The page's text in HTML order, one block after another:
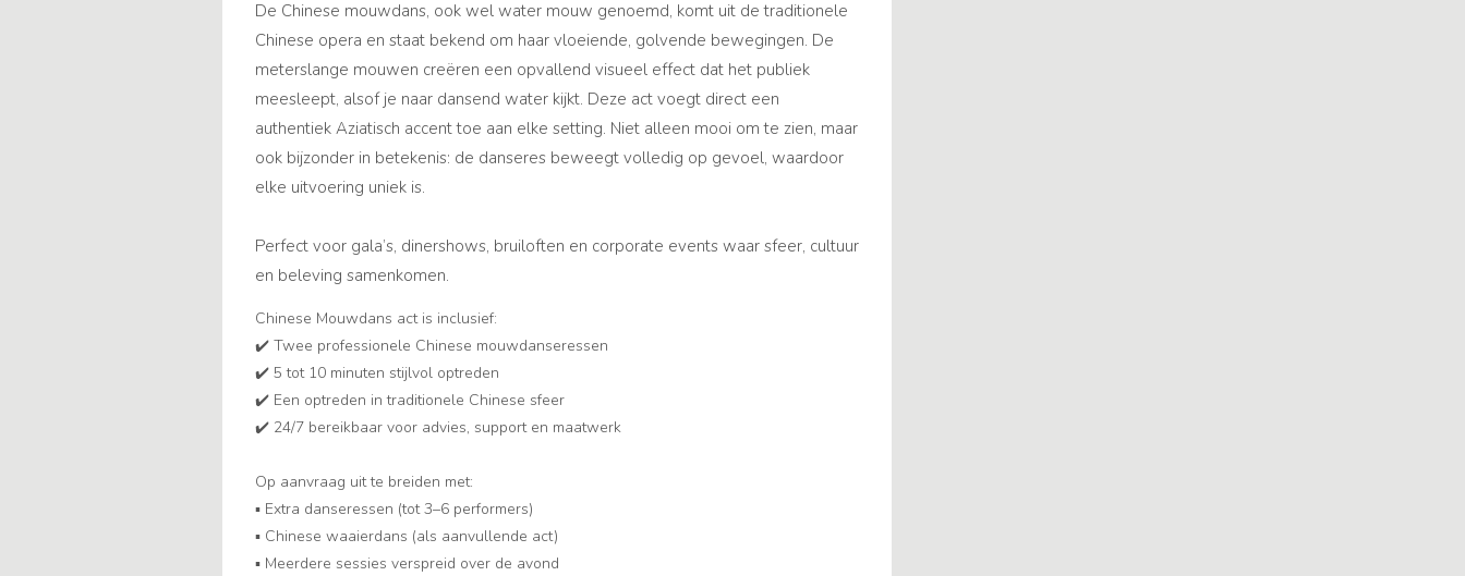
De Chinese mouwdans, ook wel water mouw genoemd, komt uit de traditionele
Chinese opera en staat bekend om haar vloeiende, golvende bewegingen. De
meterslange mouwen creëren een opvallend visueel effect dat het publiek
meesleept, alsof je naar dansend water kijkt. Deze act voegt direct een
authentiek Aziatisch accent toe aan elke setting. Niet alleen mooi om te zien, maar
ook bijzonder in betekenis: de danseres beweegt volledig op gevoel, waardoor
elke uitvoering uniek is.
Perfect voor gala’s, dinershows, bruiloften en corporate events waar sfeer, cultuur
en beleving samenkomen.
Chinese Mouwdans act is inclusief:
✔️ Twee professionele Chinese mouwdanseressen
✔️ 5 tot 10 minuten stijlvol optreden
✔️ Een optreden in traditionele Chinese sfeer
✔️ 24/7 bereikbaar voor advies, support en maatwerk
Op aanvraag uit te breiden met:
▪️ Extra danseressen (tot 3–6 performers)
▪️ Chinese waaierdans (als aanvullende act)
▪️ Meerdere sessies verspreid over de avond